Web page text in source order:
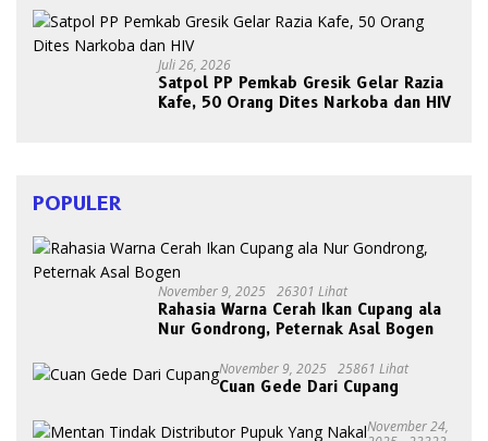
Juli 26, 2026
Satpol PP Pemkab Gresik Gelar Razia
Kafe, 50 Orang Dites Narkoba dan HIV
POPULER
November 9, 2025 26301 Lihat
Rahasia Warna Cerah Ikan Cupang ala
Nur Gondrong, Peternak Asal Bogen
November 9, 2025 25861 Lihat
Cuan Gede Dari Cupang
November 24,